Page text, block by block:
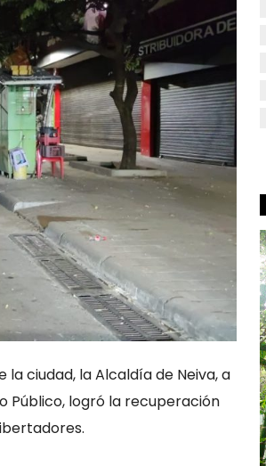
ciudad, la Alcaldía de Neiva, a
Público, logró la recuperación